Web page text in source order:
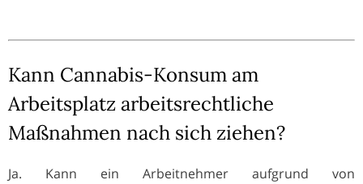
Kann Cannabis-Konsum am
Arbeitsplatz arbeitsrechtliche
Maßnahmen nach sich ziehen?
Ja. Kann ein Arbeitnehmer aufgrund von